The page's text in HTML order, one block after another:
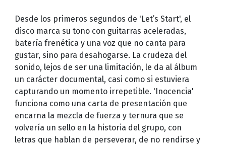
Desde los primeros segundos de 'Let’s Start', el
disco marca su tono con guitarras aceleradas,
batería frenética y una voz que no canta para
gustar, sino para desahogarse. La crudeza del
sonido, lejos de ser una limitación, le da al álbum
un carácter documental, casi como si estuviera
capturando un momento irrepetible. 'Inocencia'
funciona como una carta de presentación que
encarna la mezcla de fuerza y ternura que se
volvería un sello en la historia del grupo, con
letras que hablan de perseverar, de no rendirse y